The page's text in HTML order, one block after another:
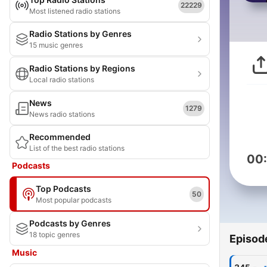
Most listened radio stations
22229
Radio Stations by Genres
15 music genres
Radio Stations by Regions
Local radio stations
News
News radio stations
1279
Recommended
List of the best radio stations
Podcasts
Top Podcasts
Most popular podcasts
50
Podcasts by Genres
18 topic genres
Music